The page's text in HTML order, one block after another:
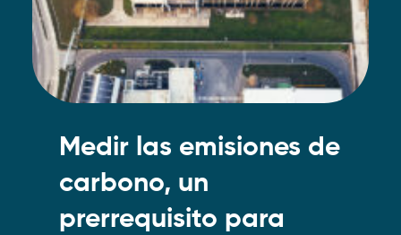
Medir las emisiones de
carbono, un
prerrequisito para